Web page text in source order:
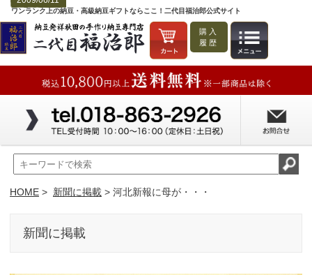
ワンランク上の納豆・高級納豆ギフトならここ！二代目福治郎公式サイト
購入
履歴
HOME > 新聞に掲載 > 河北新報に母が・・・
新聞に掲載